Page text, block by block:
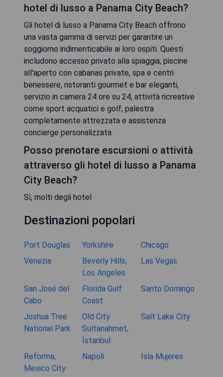
hotel di lusso a Panama City Beach?
Gli hotel di lusso a Panama City Beach offrono
una vasta gamma di servizi per garantire un
soggiorno indimenticabile ai loro ospiti. Questi
includono accesso privato alla spiaggia, piscine
all'aperto con cabanas private, spa e centri
benessere, ristoranti gourmet e bar eleganti,
servizio in camera 24 ore su 24, attività ricreative
come sport acquatici e golf, palestra
completamente attrezzata e assistenza
concierge personalizzata.
Posso prenotare escursioni o attività
attraverso gli hotel di lusso a Panama
City Beach?
Sì, molti degli hotel
Destinazioni popolari
Port Douglas Yorkshire
Chicago
Venezia
Beverly Hills,
Los Angeles
Las Vegas
San José del
Cabo
Florida Gulf
Coast
Santo Domingo
Joshua Tree
National Park
Old City
Sultanahmet,
İstanbul
Salt Lake City
Reforma,
Mexico City
Napoli Isla Mujeres